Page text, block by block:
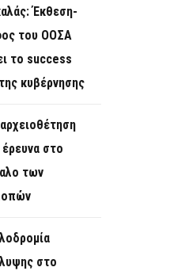
Έκθεση-
του ΟΟΣΑ
το success
κυβέρνησης
στο
των
στο